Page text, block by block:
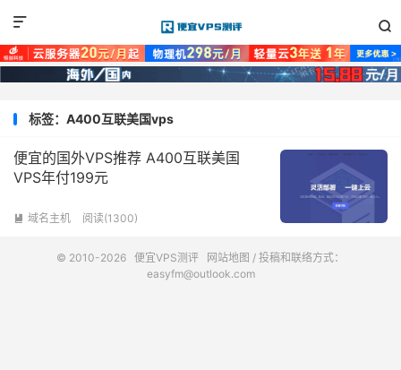


标签：A400互联美国vps
便宜的国外VPS推荐 A400互联美国
VPS年付199元
 域名主机 阅读(1300)
© 2010-2026 便宜VPS测评 网站地图 / 投稿和联络方式：
easyfm@outlook.com